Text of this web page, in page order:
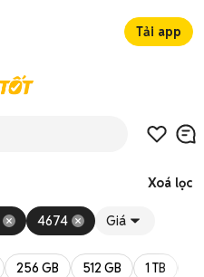
Tải app
Xoá lọc
4674 Giá
256 GB 512 GB 1 TB